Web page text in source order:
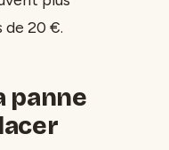
20 €.
panne